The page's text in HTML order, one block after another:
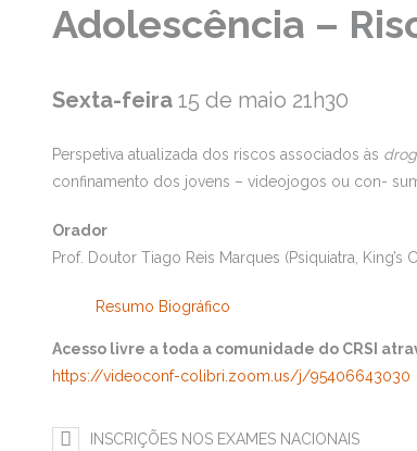
Adolescência –
Sexta-feira 15 de maio 21h30
Perspetiva atualizada dos riscos associados às
confinamento dos jovens – videojogos ou con-
Orador
Prof. Doutor Tiago Reis Marques (Psiquiatra, King’s
Resumo Biográfico
Acesso livre a toda a comunidade do CRSI
https://videoconf-colibri.zoom.us/j/95406643030
INSCRIÇÕES NOS EXAMES NACIONAIS